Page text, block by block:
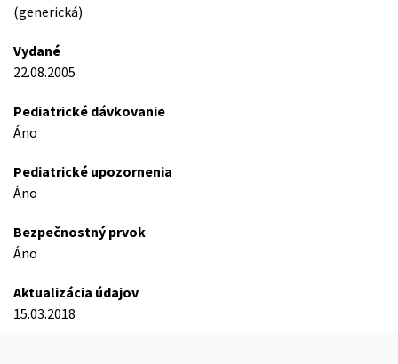
(generická)
Vydané
22.08.2005
Pediatrické dávkovanie
Áno
Pediatrické upozornenia
Áno
Bezpečnostný prvok
Áno
Aktualizácia údajov
15.03.2018